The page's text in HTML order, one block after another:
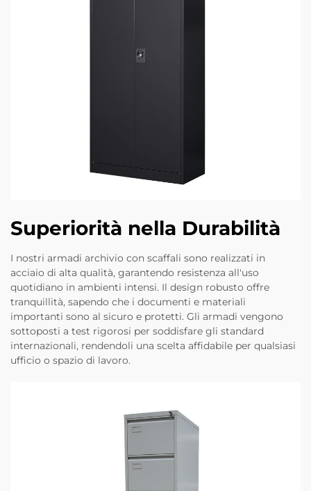
Superiorità nella Durabilità
I nostri armadi archivio con scaffali sono realizzati in
acciaio di alta qualità, garantendo resistenza all'uso
quotidiano in ambienti intensi. Il design robusto offre
tranquillità, sapendo che i documenti e materiali
importanti sono al sicuro e protetti. Gli armadi vengono
sottoposti a test rigorosi per soddisfare gli standard
internazionali, rendendoli una scelta affidabile per qualsiasi
ufficio o spazio di lavoro.